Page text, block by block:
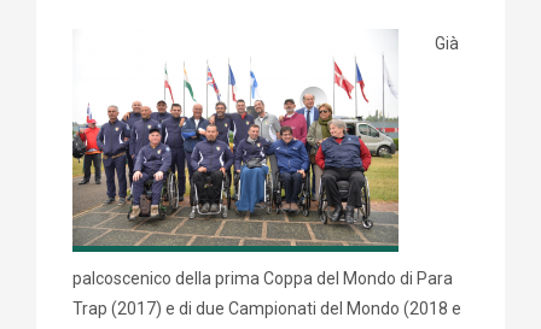
Già
palcoscenico della prima Coppa del Mondo di Para
Trap (2017) e di due Campionati del Mondo (2018 e